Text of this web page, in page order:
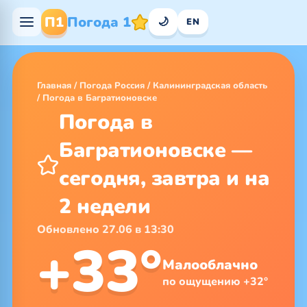
П1 Погода 1 🌙 EN
Главная / Погода Россия / Калининградская область
/ Погода в Багратионовске
Погода в
Багратионовске —
сегодня, завтра и на
2 недели
Обновлено 27.06 в 13:30
+33°Малооблачно
по ощущению +32°